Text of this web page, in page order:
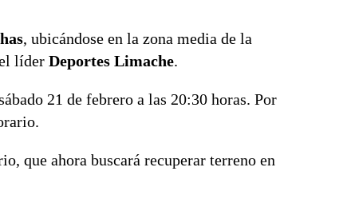
, ubicándose en la zona media de la
líder Deportes Limache.
21 de febrero a las 20:30 horas. Por
que ahora buscará recuperar terreno en